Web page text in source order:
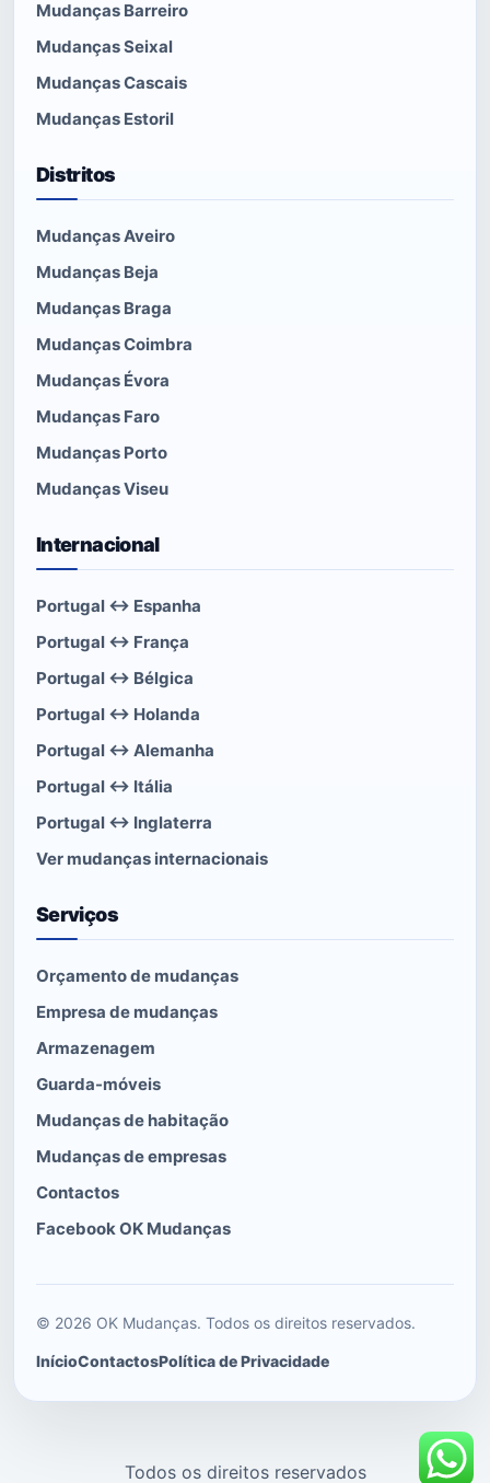
Mudanças Barreiro
Mudanças Seixal
Mudanças Cascais
Mudanças Estoril
Distritos
Mudanças Aveiro
Mudanças Beja
Mudanças Braga
Mudanças Coimbra
Mudanças Évora
Mudanças Faro
Mudanças Porto
Mudanças Viseu
Internacional
Portugal ↔ Espanha
Portugal ↔ França
Portugal ↔ Bélgica
Portugal ↔ Holanda
Portugal ↔ Alemanha
Portugal ↔ Itália
Portugal ↔ Inglaterra
Ver mudanças internacionais
Serviços
Orçamento de mudanças
Empresa de mudanças
Armazenagem
Guarda-móveis
Mudanças de habitação
Mudanças de empresas
Contactos
Facebook OK Mudanças
© 2026 OK Mudanças. Todos os direitos reservados.
InícioContactosPolítica de Privacidade
Todos os direitos reservados